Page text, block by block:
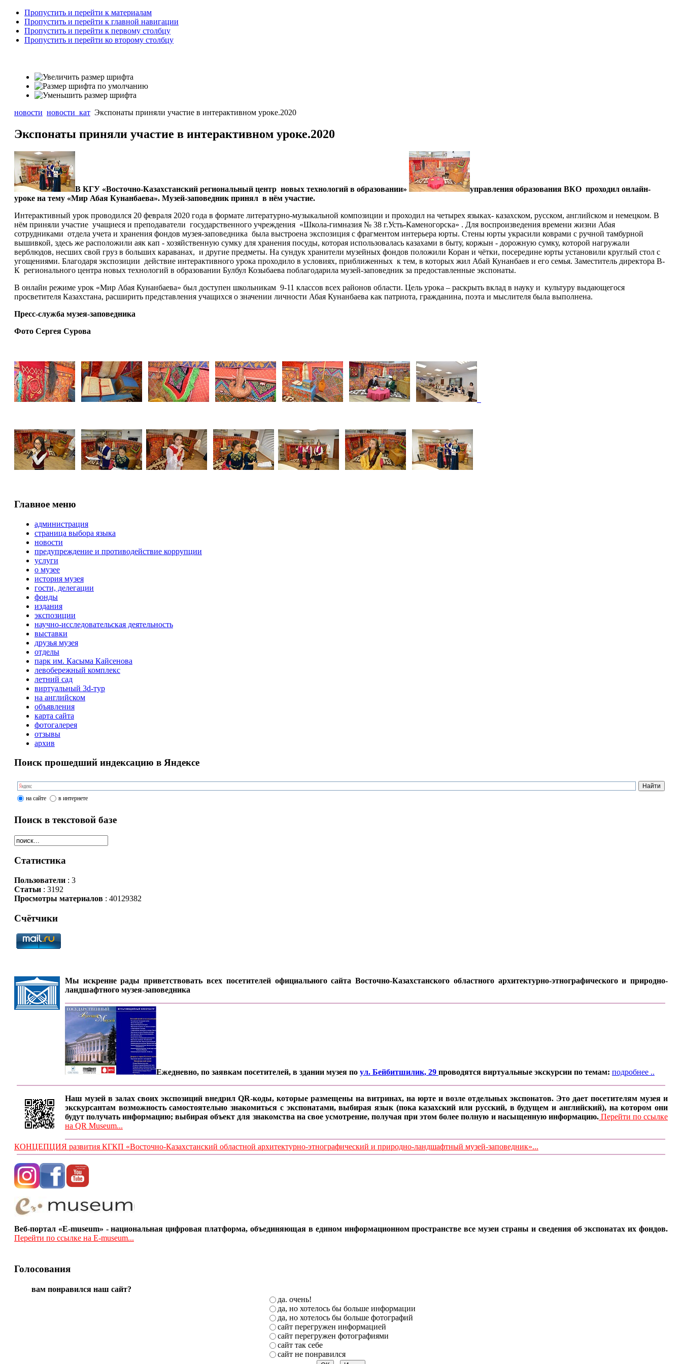
Пропустить и перейти к материалам
Пропустить и перейти к главной навигации
Пропустить и перейти к первому столбцу
Пропустить и перейти ко второму столбцу
новости новости_кат Экспонаты приняли участие в интерактивном уроке.2020
Экспонаты приняли участие в интерактивном уроке.2020
В КГУ «Восточно-Казахстанский региональный центр новых технологий в образовании» управления образования ВКО проходил онлайн-
уроке на тему «Мир Абая Кунанбаева». Музей-заповедник принял в нём участие.
Интерактивный урок проводился 20 февраля 2020 года в формате литературно-музыкальной композиции и проходил на четырех языках- казахском, русском, английском и немецком. В
нём приняли участие учащиеся и преподаватели государственного учреждения «Школа-гимназия № 38 г.Усть-Каменогорска» . Для воспроизведения времени жизни Абая
сотрудниками отдела учета и хранения фондов музея-заповедника была выстроена экспозиция с фрагментом интерьера юрты. Стены юрты украсили коврами с ручной тамбурной
вышивкой, здесь же расположили аяк кап - хозяйственную сумку для хранения посуды, которая использовалась казахами в быту, коржын - дорожную сумку, которой нагружали
верблюдов, несших свой груз в больших караванах, и другие предметы. На сундук хранители музейных фондов положили Коран и чётки, посередине юрты установили круглый стол с
угощениями. Благодаря экспозиции действие интерактивного урока проходило в условиях, приближенных к тем, в которых жил Абай Кунанбаев и его семья. Заместитель директора В-
К регионального центра новых технологий в образовании Булбул Козыбаева поблагодарила музей-заповедник за предоставленные экспонаты.
В онлайн режиме урок «Мир Абая Кунанбаева» был доступен школьникам 9-11 классов всех районов области. Цель урока – раскрыть вклад в науку и культуру выдающегося
просветителя Казахстана, расширить представления учащихся о значении личности Абая Кунанбаева как патриота, гражданина, поэта и мыслителя была выполнена.
Пресс-служба музея-заповедника
Фото Сергея Сурова
Главное меню
администрация
страница выбора языка
новости
предупреждение и противодействие коррупции
услуги
о музее
история музея
гости, делегации
фонды
издания
экспозиции
научно-исследовательская деятельность
выставки
друзья музея
отделы
парк им. Касыма Кайсенова
левобережный комплекс
летний сад
виртуальный 3d-тур
на английском
объявления
карта сайта
фотогалерея
отзывы
архив
Поиск прошедший индексацию в Яндексе
на сайте в интернете
Поиск в текстовой базе
Статистика
Пользователи: 3
Статьи: 3192
Просмотры материалов: 40129382
Счётчики
Мы искренне рады приветствовать всех посетителей официального сайта Восточно-Казахстанского областного архитектурно-этнографического и природно-
ландшафтного музея-заповедника
Ежедневно, по заявкам посетителей, в здании музея по ул. Бейбитшилик, 29 проводятся виртуальные экскурсии по темам: подробнее ..
Наш музей в залах своих экспозиций внедрил QR-коды, которые размещены на витринах, на юрте и возле отдельных экспонатов. Это дает посетителям музея и
экскурсантам возможность самостоятельно знакомиться с экспонатами, выбирая язык (пока казахский или русский, в будущем и английский), на котором они
будут получать информацию; выбирая объект для знакомства на свое усмотрение, получая при этом более полную и насыщенную информацию.Перейти по ссылке
на QR Museum...
КОНЦЕПЦИЯ развития КГКП «Восточно-Казахстанский областной архитектурно-этнографический и природно-ландшафтный музей-заповедник»...
Веб-портал «E-museum» - национальная цифровая платформа, объединяющая в едином информационном пространстве все музеи страны и сведения об экспонатах их фондов.
Перейти по ссылке на E-museum...
Голосования
вам понравился наш сайт?
да. очень!
да, но хотелось бы больше информации
да, но хотелось бы больше фотографий
сайт перегружен информацией
сайт перегружен фотографиями
сайт так себе
сайт не понравился